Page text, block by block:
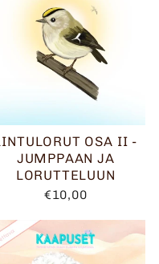
OSA II -
JUMPPAAN JA
LORUTTELUUN
€10,00